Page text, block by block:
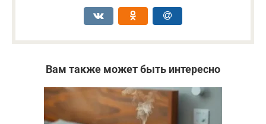
Вам также может быть интересно